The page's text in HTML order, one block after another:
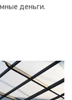
деньги.